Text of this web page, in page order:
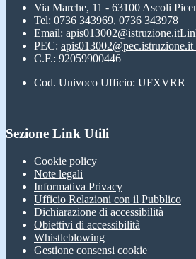
Via Marche, 11 - 63100 Ascoli
Tel: 0736 343969, 0736 343978
Email: apis013002@istruzione.it
PEC: apis013002@pec.istruzione.it
C.F.: 92059900446
Cod. Univoco Ufficio: UFXVRR
Sezione Link Utili
Cookie policy
Note legali
Informativa Privacy
Ufficio Relazioni con il Pubblico
Dichiarazione di accessibilità
Obiettivi di accessibilità
Whistleblowing
Gestione consensi cookie